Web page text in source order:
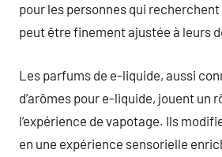
pour les personnes qui
peut être finement ajustée à leurs
Les parfums de e-liquide, aussi
d’arômes pour e-liquide, jouent un
l’expérience de vapotage. Ils
en une expérience sensorielle